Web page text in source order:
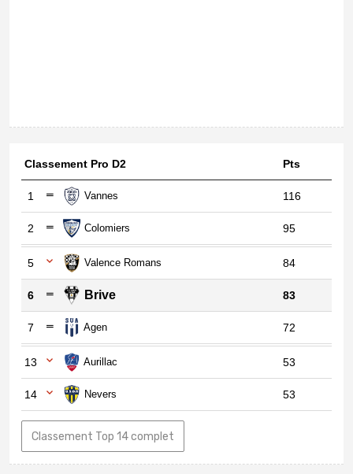
Classement Pro D2 Pts
1 Vannes 116
2 Colomiers 95
5 Valence Romans 84
6 Brive 83
7 Agen 72
13 Aurillac 53
14 Nevers 53
Classement Top 14 complet